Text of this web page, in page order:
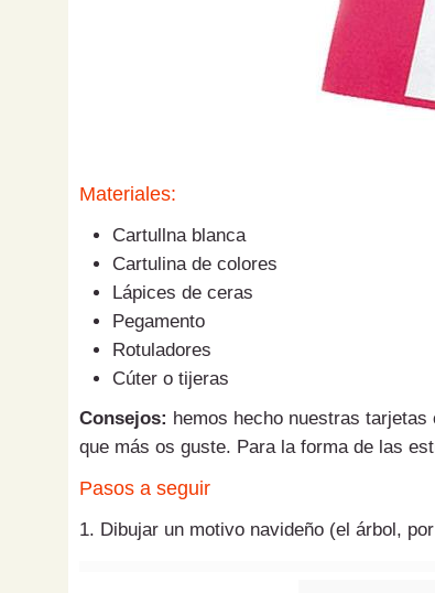
Materiales:
Cartullna blanca
Cartulina de colores
Lápices de ceras
Pegamento
Rotuladores
Cúter o tijeras
Consejos: hemos hecho nuestras
que más os guste. Para la forma de las
Pasos a seguir
1. Dibujar un motivo navideño (el árbol,